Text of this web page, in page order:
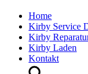
Home
Kirby Service
Kirby
Kirby Laden
Kontakt